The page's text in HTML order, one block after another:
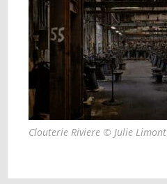
Clouterie Riviere © Julie Limont